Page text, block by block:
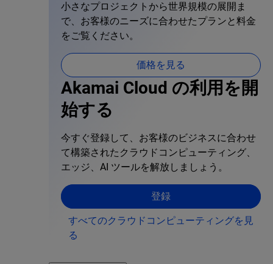
小さなプロジェクトから世界規模の展開ま
で、お客様のニーズに合わせたプランと料金
をご覧ください。
価格を見る
Akamai Cloud の利用を開
始する
今すぐ登録して、お客様のビジネスに合わせ
て構築されたクラウドコンピューティング、
エッジ、AI ツールを解放しましょう。
登録
すべてのクラウドコンピューティングを見
る